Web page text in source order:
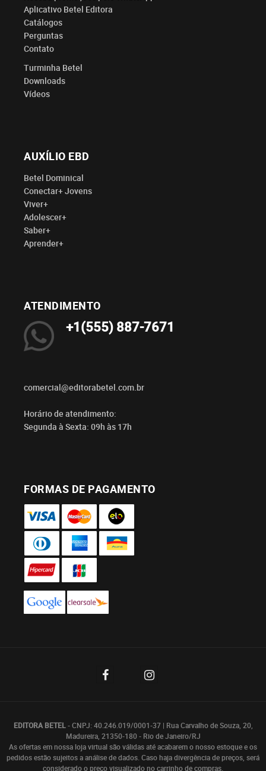
Aplicativo Betel Editora
Catálogos
Perguntas
Contato
Turminha Betel
Downloads
Vídeos
AUXÍLIO EBD
Betel Dominical
Conectar+ Jovens
Viver+
Adolescer+
Saber+
Aprender+
ATENDIMENTO
+1(555) 887-7671
comercial@editorabetel.com.br
Horário de atendimento:
Segunda à Sexta: 09h às 17h
FORMAS DE PAGAMENTO
EDITORA BETEL- CNPJ: 40.246.019/0001-37 | Rua Carvalho de Souza, 20,
Madureira, 21350-180 - Rio de Janeiro/RJ
As ofertas em nossa loja virtual são válidas até acabarem o nosso estoque e os
pedidos estão sujeitos a análise de dados. Caso haja divergência de preços, será
considerado o preço visualizado no carrinho de compras.